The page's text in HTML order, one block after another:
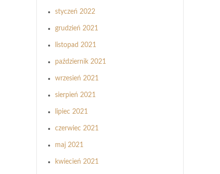
styczeń 2022
grudzień 2021
listopad 2021
październik 2021
wrzesień 2021
sierpień 2021
lipiec 2021
czerwiec 2021
maj 2021
kwiecień 2021